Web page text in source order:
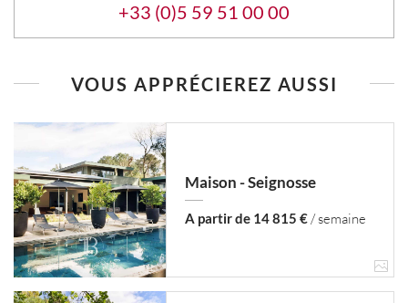
+33 (0)5 59 51 00 00
VOUS APPRÉCIEREZ AUSSI
Maison - Seignosse
A partir de 14 815 €/ semaine